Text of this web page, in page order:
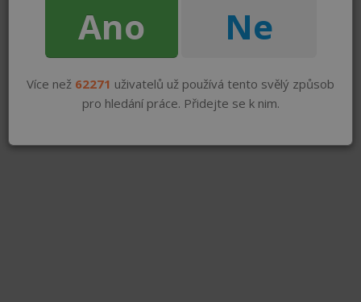
Ano Ne
Více než 62271 uživatelů už používá tento svělý způsob
pro hledání práce. Přidejte se k nim.